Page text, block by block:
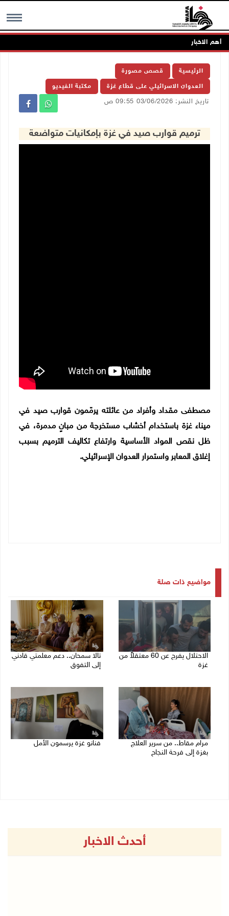
MENU أهم الاخبار
الرئيسية قصص مصورة
العدوان الاسرائيلي على قطاع غزة مكتبة الفيديو
تاريخ النشر: 03/06/2026 09:55 ص
ترميم قوارب صيد في غزة بإمكانيات متواضعة
مصطفى مقداد وأفراد من عائلته يرمّمون قوارب صيد في
ميناء غزة باستخدام أخشاب مستخرجة من مبانٍ مدمرة، في
ظل نقص المواد الأساسية وارتفاع تكاليف الترميم بسبب
إغلاق المعابر واستمرار العدوان الإسرائيلي.
مواضيع ذات صلة
الاحتلال يفرج عن 60 معتقلاً من
غزة
تالا سمحان.. دعم معلمتي قادني
إلى التفوق
مرام مقاط.. من سرير العلاج
بغزة إلى فرحة النجاح
فنانو غزة يرسمون الأمل
أحدث الاخبار